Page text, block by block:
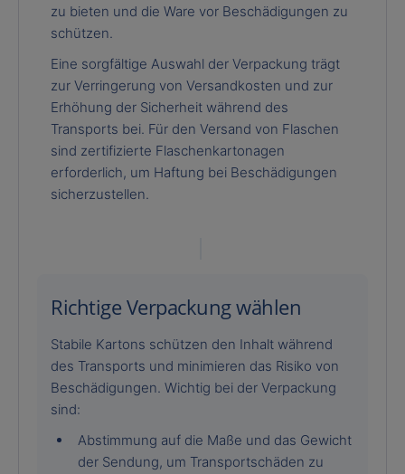
zu bieten und die Ware vor Beschädigungen zu
schützen.
Eine sorgfältige Auswahl der Verpackung trägt
zur Verringerung von Versandkosten und zur
Erhöhung der Sicherheit während des
Transports bei. Für den Versand von Flaschen
sind zertifizierte Flaschenkartonagen
erforderlich, um Haftung bei Beschädigungen
sicherzustellen.
Richtige Verpackung wählen
Stabile Kartons schützen den Inhalt während
des Transports und minimieren das Risiko von
Beschädigungen. Wichtig bei der Verpackung
sind:
Abstimmung auf die Maße und das Gewicht
der Sendung, um Transportschäden zu